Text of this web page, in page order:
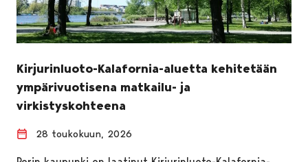
Kirjurinluoto-Kalafornia-aluetta kehitetään
ympärivuotisena matkailu- ja
virkistyskohteena
28 toukokuun, 2026